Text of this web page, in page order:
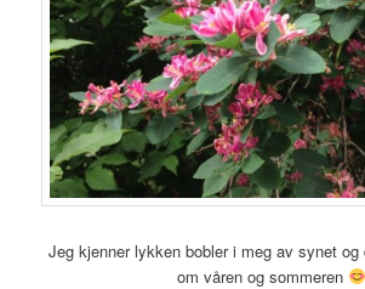
Jeg kjenner lykken bobler i meg av synet
om våren og sommeren